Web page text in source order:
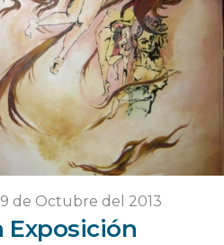
de Octubre del 2013
Exposición